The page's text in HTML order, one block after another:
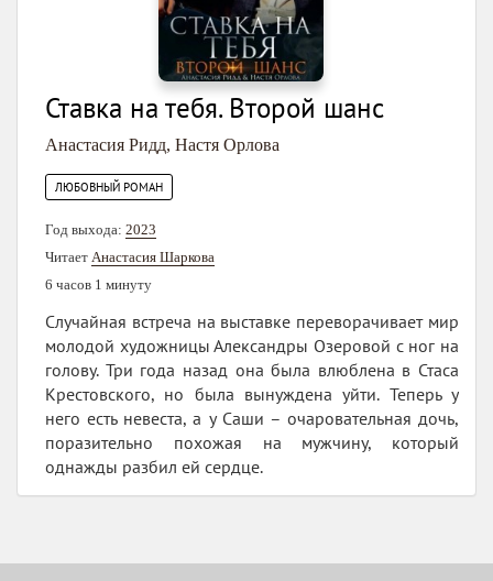
Ставка на тебя. Второй шанс
Анастасия Ридд, Настя Орлова
ЛЮБОВНЫЙ РОМАН
Год выхода: 2023
Читает Анастасия Шаркова
6 часов 1 минуту
Случайная встреча на выставке переворачивает мир
молодой художницы Александры Озеровой с ног на
голову. Три года назад она была влюблена в Стаса
Крестовского, но была вынуждена уйти. Теперь у
него есть невеста, а у Саши – очаровательная дочь,
поразительно похожая на мужчину, который
однажды разбил ей сердце.